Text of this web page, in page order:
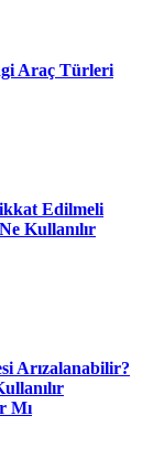
Araç Türleri
Edilmeli
Kullanılır
Arızalanabilir?
Mı